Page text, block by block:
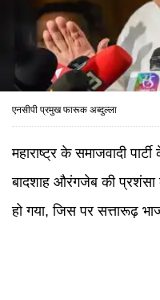
एनसीपी प्रमुख फारूक अब्दुल्ला
महाराष्ट्र के समाजवादी
बादशाह औरंगजेब की
हो गया, जिस पर सत्तारूढ़